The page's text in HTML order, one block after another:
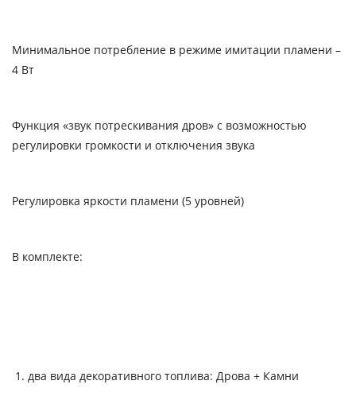
Минимальное потребление в режиме имитации пламени –
4 Вт
Функция «звук потрескивания дров» с возможностью
регулировки громкости и отключения звука
Регулировка яркости пламени (5 уровней)
В комплекте:
два вида декоративного топлива: Дрова + Камни